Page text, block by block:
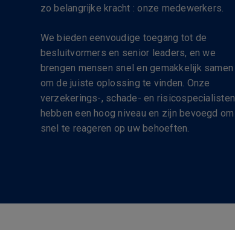
zo belangrijke kracht : onze medewerkers.
We bieden eenvoudige toegang tot de
besluitvormers en senior leaders, en we
brengen mensen snel en gemakkelijk samen
om de juiste oplossing te vinden. Onze
verzekerings-, schade- en risicospecialisten
hebben een hoog niveau en zijn bevoegd om
snel te reageren op uw behoeften.